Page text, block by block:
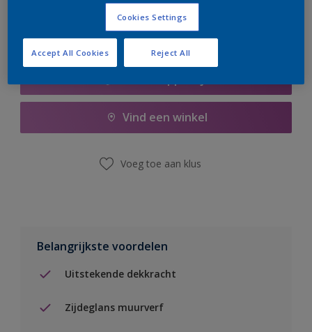
Vind een winkel
Voeg toe aan klus
Belangrijkste voordelen
Uitstekende dekkracht
Zijdeglans muurverf
Cookies Settings
Reject All
Accept All Cookies